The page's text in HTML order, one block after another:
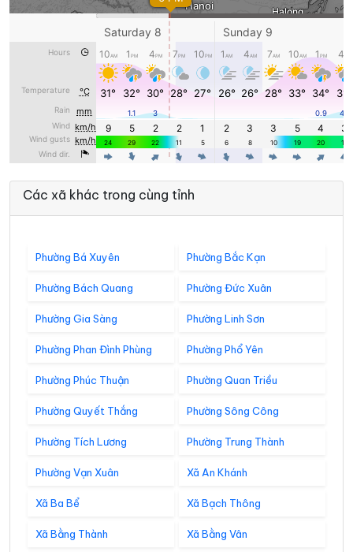
Các xã khác trong cùng tỉnh
Phường Bá Xuyên Phường Bắc Kạn
Phường Bách Quang Phường Đức Xuân
Phường Gia Sàng Phường Linh Sơn
Phường Phan Đình Phùng Phường Phổ Yên
Phường Phúc Thuận Phường Quan Triều
Phường Quyết Thắng Phường Sông Công
Phường Tích Lương Phường Trung Thành
Phường Vạn Xuân Xã An Khánh
Xã Ba Bể Xã Bạch Thông
Xã Bằng Thành Xã Bằng Vân